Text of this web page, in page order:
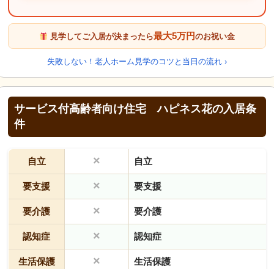
見学してご入居が決まったら最大5万円のお祝い金
失敗しない！老人ホーム見学のコツと当日の流れ ›
サービス付高齢者向け住宅 ハピネス花の入居条
件
自立 × 自立
要支援 × 要支援
要介護 × 要介護
認知症 × 認知症
生活保護 × 生活保護